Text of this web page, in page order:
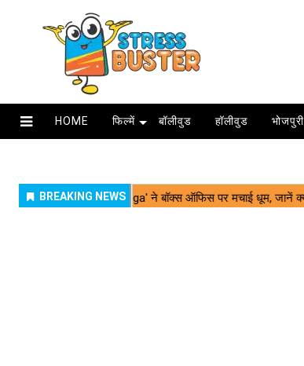
HOME फिल्में बॉलीवुड हॉलीवुड भोजपुरी